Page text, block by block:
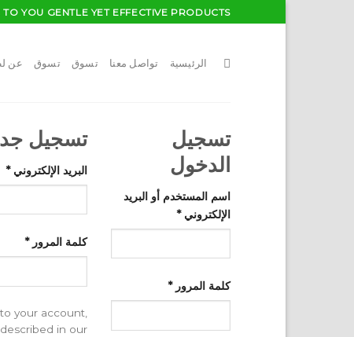
to
YOU GENTLE YET EFFECTIVE PRODUCTS...
الرئيسية تواصل معنا تسوق تسوق عن
تسجيل
الدخول
اسم المستخدم أو البريد
الإلكتروني*
كلمة المرور*
تسجيل
البريد الإلكتروني*
كلمة المرور*
your account,
in our